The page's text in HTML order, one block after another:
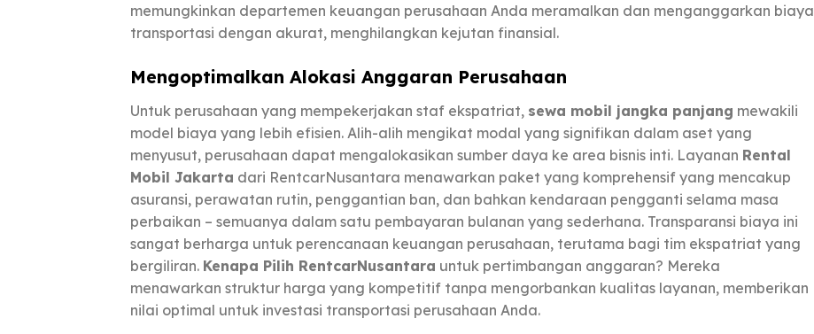
memungkinkan departemen keuangan perusahaan Anda meramalkan dan menganggarkan biaya
transportasi dengan akurat, menghilangkan kejutan finansial.
Mengoptimalkan Alokasi Anggaran Perusahaan
Untuk perusahaan yang mempekerjakan staf ekspatriat, sewa mobil jangka panjang mewakili
model biaya yang lebih efisien. Alih-alih mengikat modal yang signifikan dalam aset yang
menyusut, perusahaan dapat mengalokasikan sumber daya ke area bisnis inti. Layanan Rental
Mobil Jakarta dari RentcarNusantara menawarkan paket yang komprehensif yang mencakup
asuransi, perawatan rutin, penggantian ban, dan bahkan kendaraan pengganti selama masa
perbaikan – semuanya dalam satu pembayaran bulanan yang sederhana. Transparansi biaya ini
sangat berharga untuk perencanaan keuangan perusahaan, terutama bagi tim ekspatriat yang
bergiliran. Kenapa Pilih RentcarNusantara untuk pertimbangan anggaran? Mereka
menawarkan struktur harga yang kompetitif tanpa mengorbankan kualitas layanan, memberikan
nilai optimal untuk investasi transportasi perusahaan Anda.